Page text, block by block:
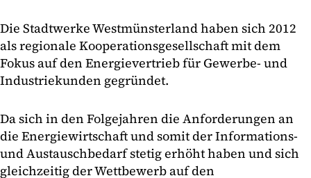
Die Stadtwerke Westmünsterland haben sich 2012
als regionale Kooperationsgesellschaft mit dem
Fokus auf den Energievertrieb für Gewerbe- und
Industriekunden gegründet.
Da sich in den Folgejahren die Anforderungen an
die Energiewirtschaft und somit der Informations-
und Austauschbedarf stetig erhöht haben und sich
gleichzeitig der Wettbewerb auf den